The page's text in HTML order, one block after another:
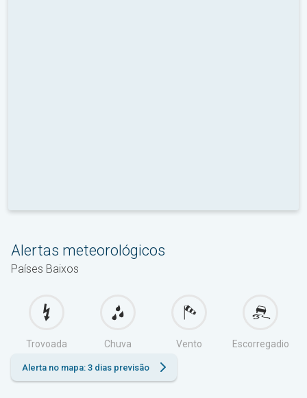
Alertas meteorológicos
Países Baixos
Trovoada Chuva Vento Escorregadio
Alerta no mapa: 3 dias previsão